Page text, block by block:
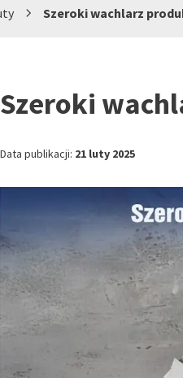
› Szeroki wachlarz
Szeroki
Data publikacji: 21 luty 2025